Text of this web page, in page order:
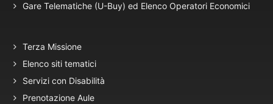
Gare Telematiche (U-Buy) ed Elenco Operatori Economici
Terza Missione
Elenco siti tematici
Servizi con Disabilità
Prenotazione Aule